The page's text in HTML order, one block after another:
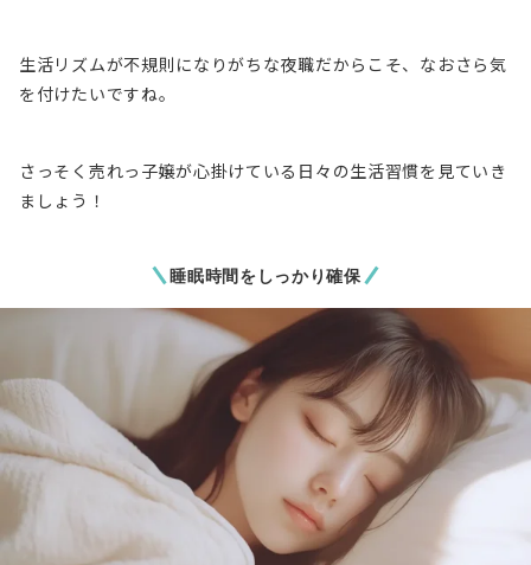
生活リズムが不規則になりがちな夜職だからこそ、なおさら気
を付けたいですね。
さっそく売れっ子嬢が心掛けている日々の生活習慣を見ていき
ましょう！
睡眠時間をしっかり確保